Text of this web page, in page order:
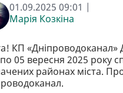
01.09.2025 09:01 |
Марія Козкіна
КП
05 вересня 2025 року
районах міста.